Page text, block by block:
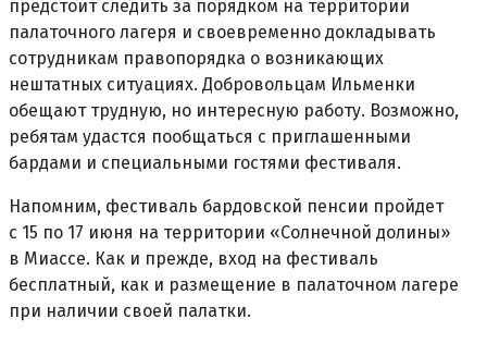
предстоит следить за порядком на территории
палаточного лагеря и своевременно докладывать
сотрудникам правопорядка о возникающих
нештатных ситуациях. Добровольцам Ильменки
обещают трудную, но интересную работу. Возможно,
ребятам удастся пообщаться с приглашенными
бардами и специальными гостями фестиваля.
Напомним, фестиваль бардовской пенсии пройдет
с 15 по 17 июня на территории «Солнечной долины»
в Миассе. Как и прежде, вход на фестиваль
бесплатный, как и размещение в палаточном лагере
при наличии своей палатки.